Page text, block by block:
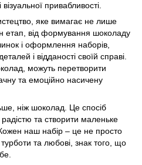
привабливості.
яке вимагає не лише
етап, від формування шоколаду
і оформлення наборів,
і відданості своїй справі.
можуть перетворити
та емоційно насичену
ніж шоколад. Це спосіб
та створити маленьке
наш набір – це не просто
та любові, знак того, що